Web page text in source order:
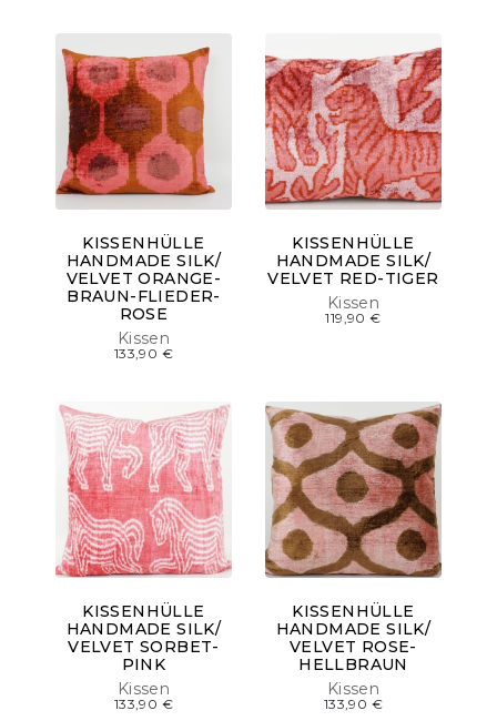
Kissen
KISSENHÜLLE
HANDMADE SILK/
VELVET ORANGE-
BRAUN-FLIEDER-
ROSE
133,90 €
Kissen
KISSENHÜLLE
HANDMADE SILK/
VELVET RED-TIGER
119,90€
Kissen
KISSENHÜLLE
HANDMADE SILK/
VELVET SORBET-
PINK
133,90 €
Kissen
KISSENHÜLLE
HANDMADE SILK/
VELVET ROSE-
HELLBRAUN
133,90 €